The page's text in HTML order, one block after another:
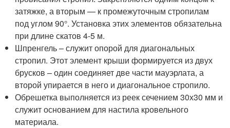
затяжке, а вторым — к промежуточным стропилам
под углом 90°. Установка этих элементов обязательна
при длине скатов 4-5 м.
Шпренгель – служит опорой для диагональных
стропил. Этот элемент крыши формируется из двух
брусков – один соединяет две части мауэрлата, а
второй упирается в него и диагональное стропило.
Обрешетка выполняется из реек сечением 30х30 мм и
служит основанием для настила кровельного
материала.